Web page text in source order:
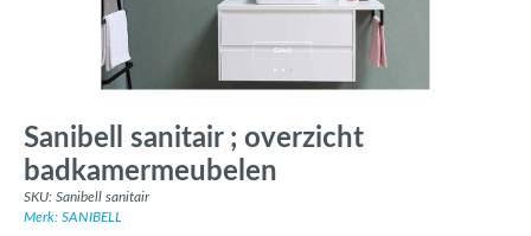
Sanibell sanitair ; overzicht
badkamermeubelen
SKU: Sanibell sanitair
Merk: SANIBELL